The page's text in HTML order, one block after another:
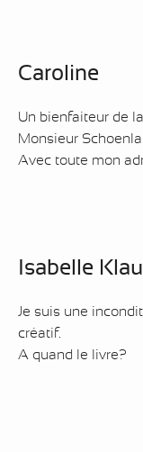
Caroline
Un bienfaiteur de
Monsieur
Avec toute mon
Isabelle
Je suis une
créatif.
A quand le livre?